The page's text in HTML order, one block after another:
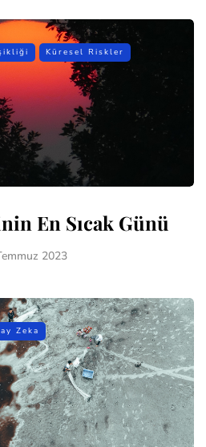
Küresel Riskler
En Sıcak Günü
2023
Zeka